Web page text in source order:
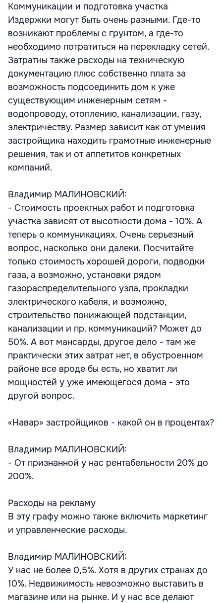
Коммуникации и подготовка участка
Издержки могут быть очень разными. Где-то
возникают проблемы с грунтом, а где-то
необходимо потратиться на перекладку сетей.
Затратны также расходы на техническую
документацию плюс собственно плата за
возможность подсоединить дом к уже
существующим инженерным сетям -
водопроводу, отоплению, канализации, газу,
электричеству. Размер зависит как от умения
застройщика находить грамотные инженерные
решения, так и от аппетитов конкретных
компаний.
Владимир МАЛИНОВСКИЙ:
- Стоимость проектных работ и подготовка
участка зависят от высотности дома - 10%. А
теперь о коммуникациях. Очень серьезный
вопрос, насколько они далеки. Посчитайте
только стоимость хорошей дороги, подводки
газа, а возможно, установки рядом
газораспределительного узла, прокладки
электрического кабеля, и возможно,
строительство понижающей подстанции,
канализации и пр. коммуникаций? Может до
50%. А вот мансарды, другое дело - там же
практически этих затрат нет, в обустроенном
районе все вроде бы есть, но хватит ли
мощностей у уже имеющегося дома - это
другой вопрос.
«Навар» застройщиков - какой он в процентах?
Владимир МАЛИНОВСКИЙ:
- От признанной у нас рентабельности 20% до
200%.
Расходы на рекламу
В эту графу можно также включить маркетинг
и управленческие расходы.
Владимир МАЛИНОВСКИЙ:
У нас не более 0,5%. Хотя в других странах до
10%. Недвижимость невозможно выставить в
магазине или на рынке. И у нас все делают